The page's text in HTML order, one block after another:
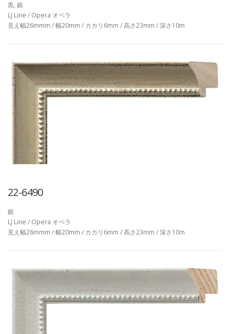
黒, 銀
LJ Line / Opera オペラ
見え幅26mmm / 幅20mm / カカリ6mm / 高さ23mm / 深さ10m
22-6490
銀
LJ Line / Opera オペラ
見え幅26mmm / 幅20mm / カカリ6mm / 高さ23mm / 深さ10m